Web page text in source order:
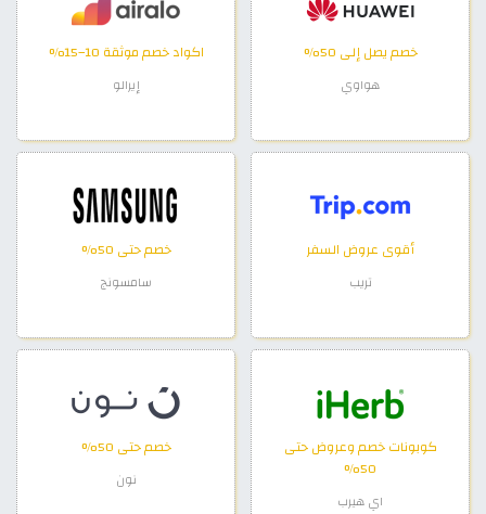
خصم يصل إلى 50%
هواوي
اكواد خصم موثقة 10–15%
إيرالو
أقوى عروض السفر
تريب
خصم حتى 50%
سامسونج
كوبونات خصم وعروض حتى
50%
اي هيرب
خصم حتى 50%
نون